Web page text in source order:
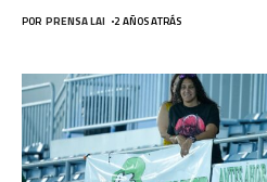
POR PRENSA LAI 2 AÑOS ATRÁS